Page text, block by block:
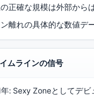
正確な規模は外部から
離れの具体的な数値デ
ムラインの信号
年: Sexy Zoneとしてデビ